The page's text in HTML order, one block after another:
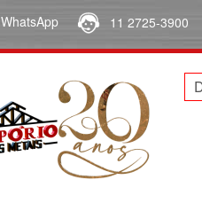
WhatsApp 11 2725-3900